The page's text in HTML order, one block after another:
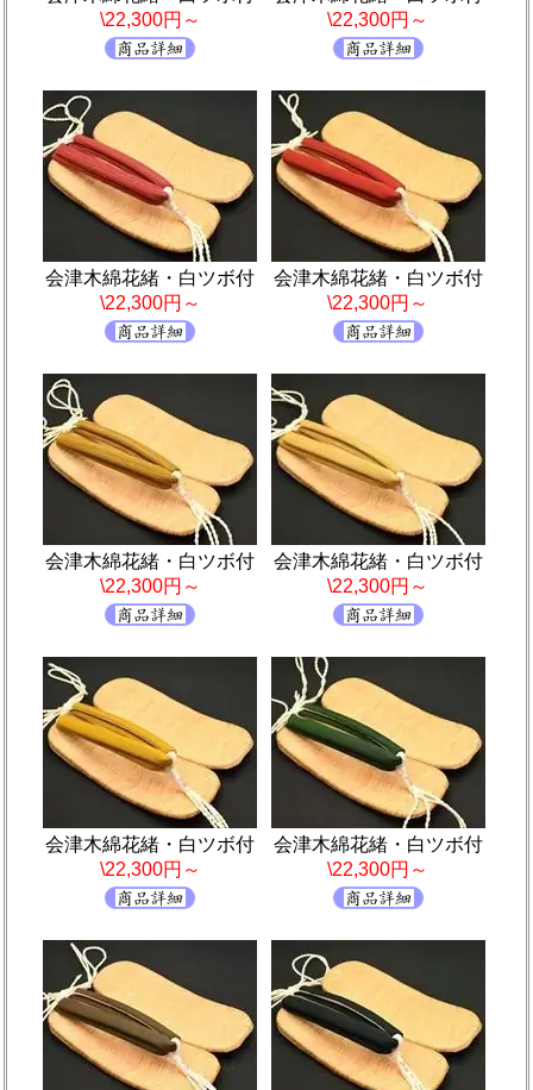
\22,300円～
\22,300円～
会津木綿花緒・白ツボ付
\22,300円～
会津木綿花緒・白ツボ付
\22,300円～
会津木綿花緒・白ツボ付
\22,300円～
会津木綿花緒・白ツボ付
\22,300円～
会津木綿花緒・白ツボ付
\22,300円～
会津木綿花緒・白ツボ付
\22,300円～